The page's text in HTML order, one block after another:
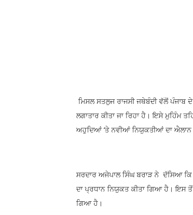
ਮਿਸਲ ਸਤਲੁਜ ਰਾਜਸੀ ਜਥੇਬੰਦੀ ਵੱਲੋਂ
ਲਗਾਤਾਰ ਕੀਤਾ ਜਾ ਰਿਹਾ ਹੈ। ਇਸੇ ਮੁਹਿੰਮ
ਅਹੁਦਿਆਂ ‘ਤੇ ਨਵੀਆਂ ਨਿਯੁਕਤੀਆਂ ਦਾ ਐਲਾਨ
ਸਰਦਾਰ ਅਜੇਪਾਲ ਸਿੰਘ ਬਰਾੜ ਨੇ ਦੱਸਿਆ
ਦਾ ਪ੍ਰਧਾਨ ਨਿਯੁਕਤ ਕੀਤਾ ਗਿਆ ਹੈ। ਇਸ
ਗਿਆ ਹੈ।